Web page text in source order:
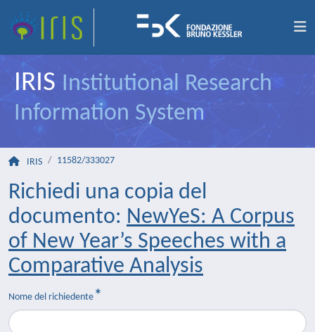
IRIS Institutional Research
Information System
IRIS 11582/333027
Richiedi una copia del
documento: NewYeS: A Corpus
of New Year’s Speeches with a
Comparative Analysis
Nome del richiedente